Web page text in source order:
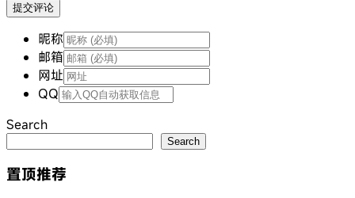
提交评论
昵称
邮箱
网址
QQ
Search
Search
置顶推荐